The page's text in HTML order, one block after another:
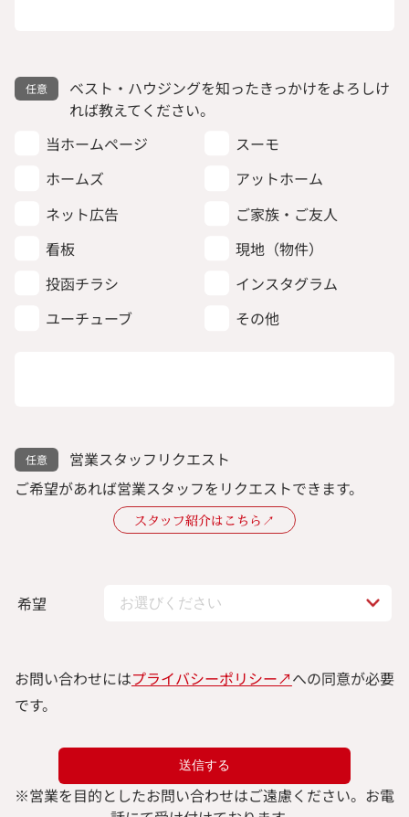
ベスト・ハウジングを知ったきっかけをよろしけ
れば教えてください。
当ホームページ
スーモ
ホームズ
アットホーム
ネット広告
ご家族・ご友人
看板
現地（物件）
投函チラシ
インスタグラム
ユーチューブ
その他
営業スタッフリクエスト
ご希望があれば営業スタッフをリクエストできます。
スタッフ紹介はこちら↗︎
希望
お問い合わせにはプライバシーポリシー↗︎への同意が必要
です。
※営業を目的としたお問い合わせはご遠慮ください。 お電